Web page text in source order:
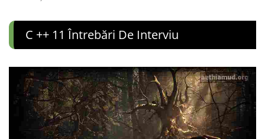
C ++ 11 Întrebări De Interviu